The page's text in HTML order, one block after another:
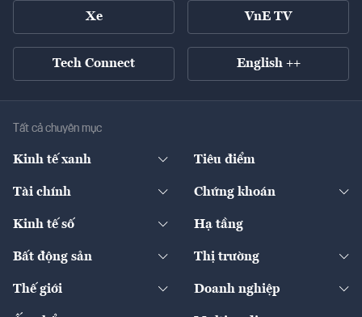
Xe VnE TV
Tech Connect English ++
Tất cả chuyên mục
Kinh tế xanh
Diễn đàn
Tiêu điểm
Tài chính
Ngân hàng
Bảo hiểm
Chứng khoán
Doanh nghiệp niêm yết
Kinh tế số
Sản phẩm - Thị trường
Hạ tầng
Bất động sản
Chính sách
Thị trường
Thế giới
Kinh tế
Doanh nghiệp